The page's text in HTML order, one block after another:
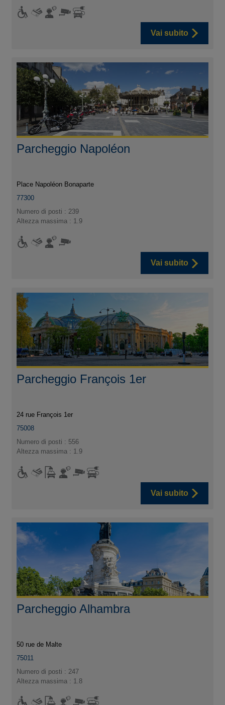
Vai subito
Parcheggio Napoléon
Place Napoléon Bonaparte
77300
Numero di posti : 239
Altezza massima : 1.9
Vai subito
Parcheggio François 1er
24 rue François 1er
75008
Numero di posti : 556
Altezza massima : 1.9
Vai subito
Parcheggio Alhambra
50 rue de Malte
75011
Numero di posti : 247
Altezza massima : 1.8